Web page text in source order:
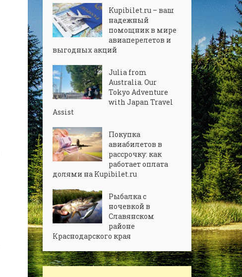
Kupibilet.ru – ваш
надежный
помощник в мире
авиаперелетов и
выгодных акций
Julia from
Australia. Our
Tokyo Adventure
with Japan Travel
Assist
Покупка
авиабилетов в
рассрочку: как
работает оплата
долями на Kupibilet.ru
Рыбалка с
ночевкой в
Славянском
районе
Краснодарского края